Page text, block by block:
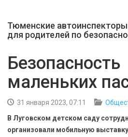
ОБЩЕСТВО
КУЛЬТУРА
БЕЗОПАСНОСТЬ
Тюменские
для родителей по
Безопасность
маленьких
31 января 2023, 07:11
В Луговском детском саду
организовали мобильную